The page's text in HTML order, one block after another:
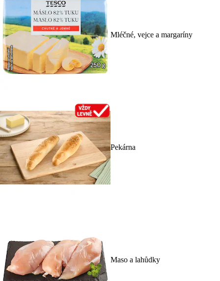
Mléčné, vejce a margaríny
Pekárna
Maso a lahůdky